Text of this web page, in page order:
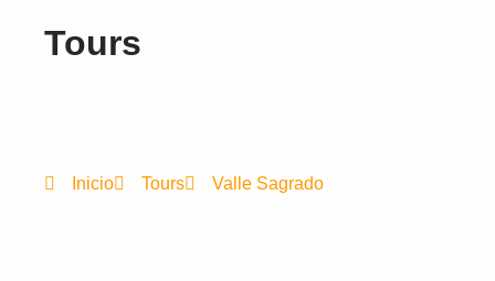
Tours
Inicio Tours Valle Sagrado